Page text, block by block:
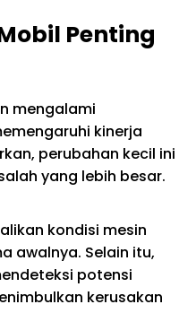
Penting
mengalami
kinerja
perubahan kecil ini
yang lebih besar.
kondisi mesin
awalnya. Selain itu,
potensi
kerusakan